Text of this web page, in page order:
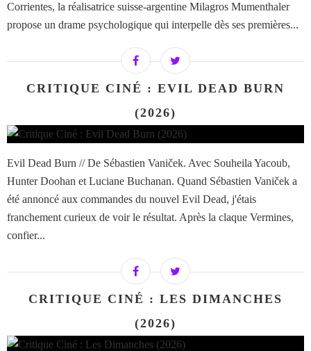
Corrientes, la réalisatrice suisse-argentine Milagros Mumenthaler
propose un drame psychologique qui interpelle dès ses premières...
CRITIQUE CINÉ : EVIL DEAD BURN
(2026)
Evil Dead Burn // De Sébastien Vaniček. Avec Souheila Yacoub,
Hunter Doohan et Luciane Buchanan. Quand Sébastien Vaniček a
été annoncé aux commandes du nouvel Evil Dead, j'étais
franchement curieux de voir le résultat. Après la claque Vermines,
confier...
CRITIQUE CINÉ : LES DIMANCHES
(2026)